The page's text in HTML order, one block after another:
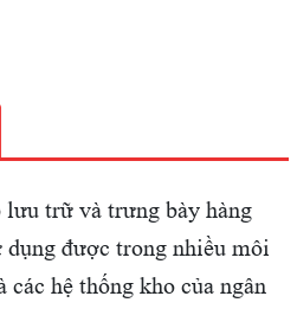
lưu trữ và trưng bày hàng
dụng được trong nhiều môi
hệ thống kho của ngân